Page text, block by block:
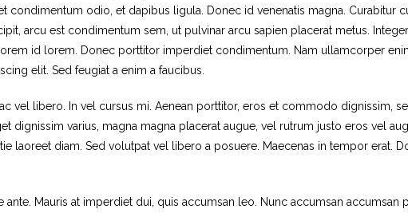
condimentum odio, et dapibus ligula. Donec id venenatis magna. Curabitur
arcu est condimentum sem, ut pulvinar arcu sapien placerat metus.
id lorem. Donec porttitor imperdiet condimentum. Nam ullamcorper
elit. Sed feugiat a enim a faucibus.
vel libero. In vel cursus mi. Aenean porttitor, eros et commodo dignissim,
dignissim varius, magna magna placerat augue, vel rutrum justo eros vel
laoreet diam. Sed volutpat vel libero a posuere. Maecenas in tempor erat.
Mauris at imperdiet dui, quis accumsan leo. Nunc accumsan